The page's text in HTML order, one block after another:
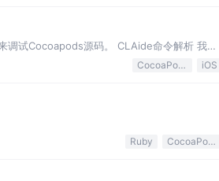
调试Cocoapods源码。 CLAide命令解析 我们
CocoaPods iOS
Ruby CocoaPods